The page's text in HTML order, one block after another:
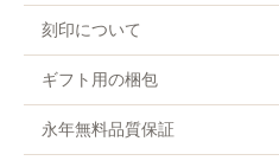
刻印について
ギフト用の梱包
永年無料品質保証